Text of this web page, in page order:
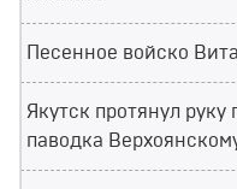
Песенное войско
Якутск протянул
паводка